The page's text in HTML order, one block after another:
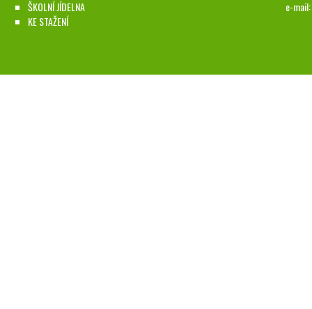
ŠKOLNÍ JÍDELNA
KE STAŽENÍ
e-mail: